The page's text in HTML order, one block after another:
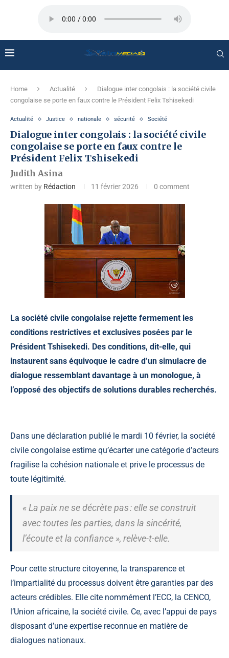
Home Actualité
Dialogue inter congolais : la société civile
congolaise se porte en faux contre le Président Felix Tshisekedi
Actualité Justice nationale sécurité Société
Dialogue inter congolais : la société civile
congolaise se porte en faux contre le
Président Felix Tshisekedi
Judith Asina
written by Rédaction 11 février 2026 0 comment
La société civile congolaise rejette fermement les
conditions restrictives et exclusives posées par le
Président Tshisekedi. Des conditions, dit-elle, qui
instaurent sans équivoque le cadre d’un simulacre de
dialogue ressemblant davantage à un monologue, à
l’opposé des objectifs de solutions durables recherchés.
Dans une déclaration publié le mardi 10 février, la société
civile congolaise estime qu’écarter une catégorie d’acteurs
fragilise la cohésion nationale et prive le processus de
toute légitimité.
« La paix ne se décrète pas : elle se construit
avec toutes les parties, dans la sincérité,
l’écoute et la confiance », relève-t-elle.
Pour cette structure citoyenne, la transparence et
l’impartialité du processus doivent être garanties par des
acteurs crédibles. Elle cite nommément l’ECC, la CENCO,
l’Union africaine, la société civile. Ce, avec l’appui de pays
disposant d’une expertise reconnue en matière de
dialogues nationaux.